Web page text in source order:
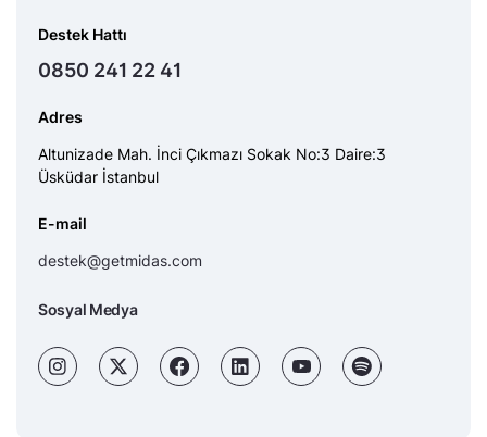
Destek Hattı
0850 241 22 41
Adres
Altunizade Mah. İnci Çıkmazı Sokak No:3 Daire:3
Üsküdar İstanbul
E-mail
destek@getmidas.com
Sosyal Medya